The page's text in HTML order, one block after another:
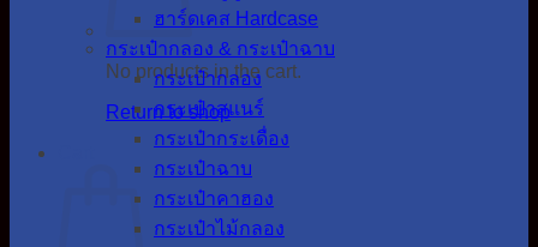
No products in the cart.
Return to shop
ฮาร์ดเคส Hardcase
กระเป๋ากลอง & กระเป๋าฉาบ
กระเป๋ากลอง
กระเป๋าสแนร์
กระเป๋ากระเดื่อง
กระเป๋าฉาบ
กระเป๋าคาฮอง
กระเป๋าไม้กลอง